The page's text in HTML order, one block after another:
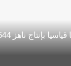
شمندر دكالة يسجل موسما قياسيا